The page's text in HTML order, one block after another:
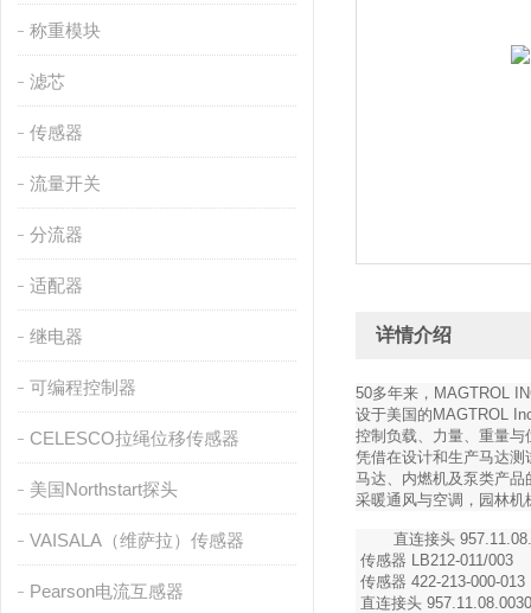
称重模块
滤芯
传感器
流量开关
分流器
适配器
继电器
可编程控制器
CELESCO拉绳位移传感器
美国Northstart探头
VAISALA（维萨拉）传感器
Pearson电流互感器
详情介绍
50多年来，MAGTROL
设于美国的MAGTROL
控制负载、力量、重量
凭借在设计和生产马达
马达、内燃机及泵类产
采暖通风与空调，园林
直连接头
传感器 LB212-011/003
传感器 422-213-000-
直连接头 957.11.08.0030